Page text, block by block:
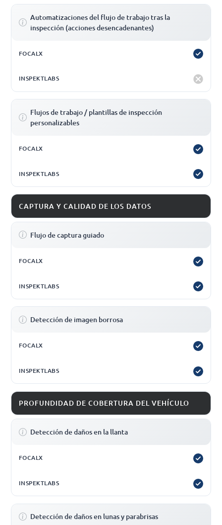
Automatizaciones del flujo de trabajo tras la
inspección (acciones desencadenantes)
Flujos de trabajo / plantillas de inspección
personalizables
CAPTURA Y CALIDAD DE LOS DATOS
Flujo de captura guiado
Detección de imagen borrosa
PROFUNDIDAD DE COBERTURA DEL VEHÍCULO
Detección de daños en la llanta
Detección de daños en lunas y parabrisas